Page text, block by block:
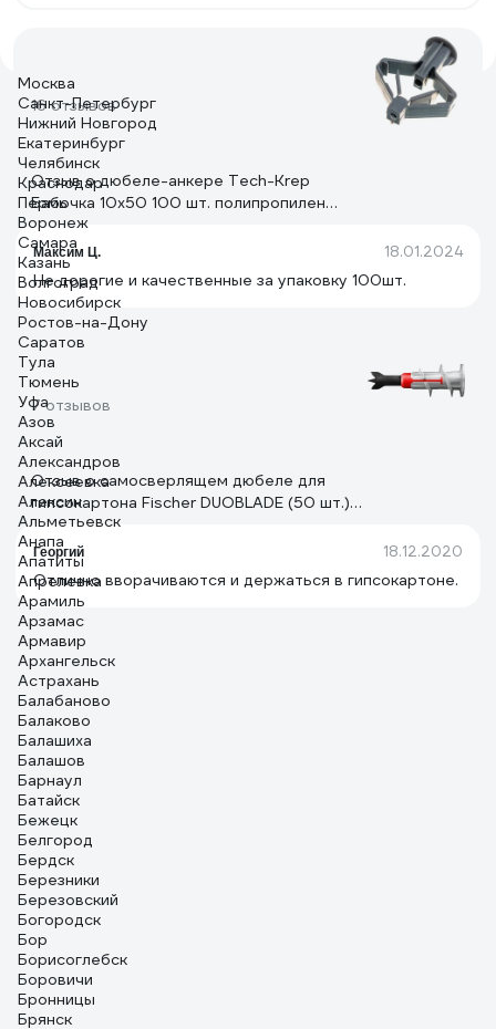
16 отзывов
Отзыв о дюбеле-анкере Tech-Krep
Бабочка 10х50 100 шт. полипропилен
пакет 111494
Максим Ц. 18.01.2024
Не дорогие и качественные за упаковку 100шт.
7 отзывов
Отзыв о самосверлящем дюбеле для
гипсокартона Fischer DUOBLADE (50 шт.)
545675
Георгий 18.12.2020
Отлично вворачиваются и держаться в гипсокартоне.
Москва
Санкт-Петербург
Нижний Новгород
Екатеринбург
Челябинск
Краснодар
Пермь
Воронеж
Самара
Казань
Волгоград
Новосибирск
Ростов-на-Дону
Саратов
Тула
Тюмень
Уфа
Азов
Аксай
Александров
Алексеевка
Алексин
Альметьевск
Анапа
Апатиты
Апрелевка
Арамиль
Арзамас
Армавир
Архангельск
Астрахань
Балабаново
Балаково
Балашиха
Балашов
Барнаул
Батайск
Бежецк
Белгород
Бердск
Березники
Березовский
Богородск
Бор
Борисоглебск
Боровичи
Бронницы
Брянск